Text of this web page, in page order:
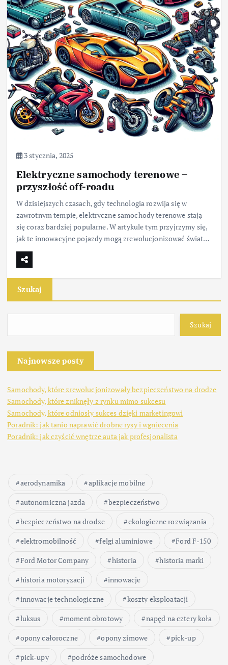
3 stycznia, 2025
Elektryczne samochody terenowe –
przyszłość off-roadu
W dzisiejszych czasach, gdy technologia rozwija się w
zawrotnym tempie, elektryczne samochody terenowe stają
się coraz bardziej popularne. W artykule tym przyjrzymy się,
jak te innowacyjne pojazdy mogą zrewolucjonizować świat…
Szukaj
Szukaj
Najnowsze posty
Samochody, które zrewolucjonizowały bezpieczeństwo na drodze
Samochody, które zniknęły z rynku mimo sukcesu
Samochody, które odniosły sukces dzięki marketingowi
Poradnik: jak tanio naprawić drobne rysy i wgniecenia
Poradnik: jak czyścić wnętrze auta jak profesjonalista
aerodynamika
aplikacje mobilne
autonomiczna jazda
bezpieczeństwo
bezpieczeństwo na drodze
ekologiczne rozwiązania
elektromobilność
felgi aluminiowe
Ford F-150
Ford Motor Company
historia
historia marki
historia motoryzacji
innowacje
innowacje technologiczne
koszty eksploatacji
luksus
moment obrotowy
napęd na cztery koła
opony całoroczne
opony zimowe
pick-up
pick-upy
podróże samochodowe